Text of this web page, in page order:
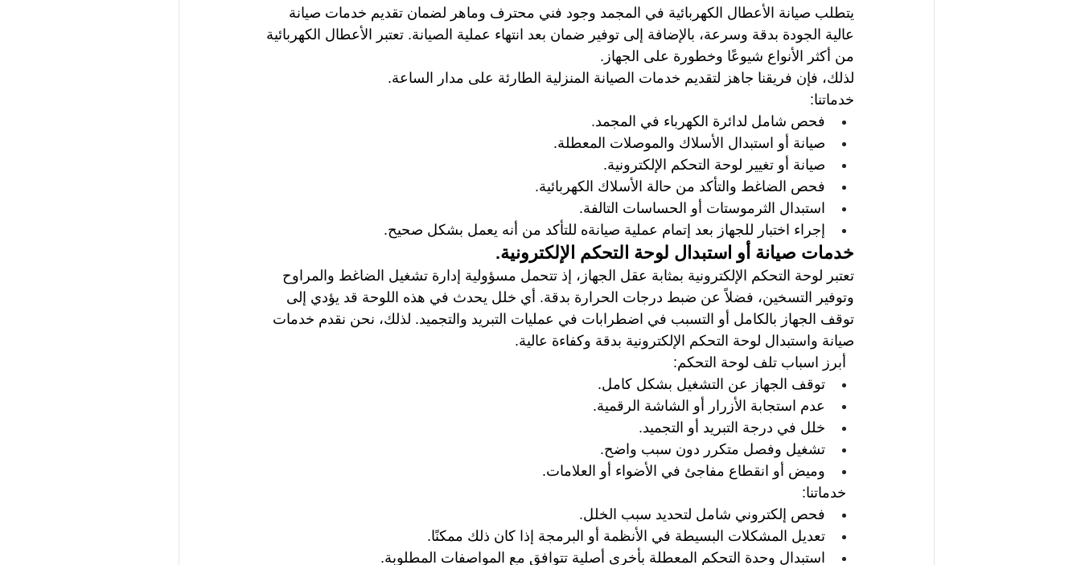
يتطلب صيانة الأعطال الكهربائية في المجمد وجود فني محترف وماهر لضمان تقديم خدمات صيانة
عالية الجودة بدقة وسرعة، بالإضافة إلى توفير ضمان بعد انتهاء عملية الصيانة. تعتبر الأعطال الكهربائية
من أكثر الأنواع شيوعًا وخطورة على الجهاز.
لذلك، فإن فريقنا جاهز لتقديم خدمات الصيانة المنزلية الطارئة على مدار الساعة.
خدماتنا:
فحص شامل لدائرة الكهرباء في المجمد.
صيانة أو استبدال الأسلاك والموصلات المعطلة.
صيانة أو تغيير لوحة التحكم الإلكترونية.
فحص الضاغط والتأكد من حالة الأسلاك الكهربائية.
استبدال الثرموستات أو الحساسات التالفة.
إجراء اختبار للجهاز بعد إتمام عملية صيانةه للتأكد من أنه يعمل بشكل صحيح.
خدمات صيانة أو استبدال لوحة التحكم الإلكترونية.
تعتبر لوحة التحكم الإلكترونية بمثابة عقل الجهاز، إذ تتحمل مسؤولية إدارة تشغيل الضاغط والمراوح
وتوفير التسخين، فضلاً عن ضبط درجات الحرارة بدقة. أي خلل يحدث في هذه اللوحة قد يؤدي إلى
توقف الجهاز بالكامل أو التسبب في اضطرابات في عمليات التبريد والتجميد. لذلك، نحن نقدم خدمات
صيانة واستبدال لوحة التحكم الإلكترونية بدقة وكفاءة عالية.
أبرز اسباب تلف لوحة التحكم:
توقف الجهاز عن التشغيل بشكل كامل.
عدم استجابة الأزرار أو الشاشة الرقمية.
خلل في درجة التبريد أو التجميد.
تشغيل وفصل متكرر دون سبب واضح.
وميض أو انقطاع مفاجئ في الأضواء أو العلامات.
خدماتنا:
فحص إلكتروني شامل لتحديد سبب الخلل.
تعديل المشكلات البسيطة في الأنظمة أو البرمجة إذا كان ذلك ممكنًا.
استبدال وحدة التحكم المعطلة بأخرى أصلية تتوافق مع المواصفات المطلوبة.